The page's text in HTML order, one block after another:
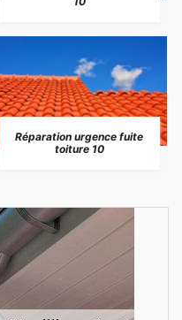
Réparation urgence fuite
toiture 10